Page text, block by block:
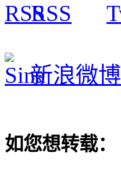
RSS
新浪微博
如您想转载：